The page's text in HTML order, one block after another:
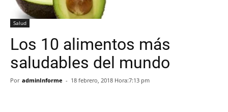
Salud
Los 10 alimentos más
saludables del mundo
Por adminInforme - 18 febrero, 2018 Hora:7:13 pm